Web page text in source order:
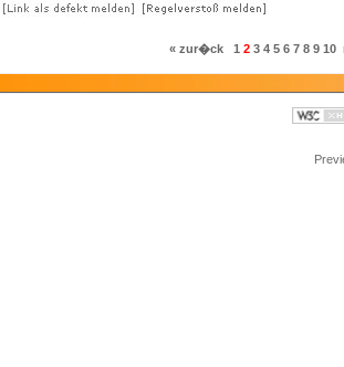
« zur�ck 1 2 3 4 5 6 7 8 9 10